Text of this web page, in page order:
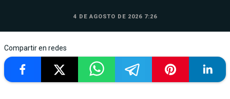
4 DE AGOSTO DE 2026 7:26
Compartir en redes